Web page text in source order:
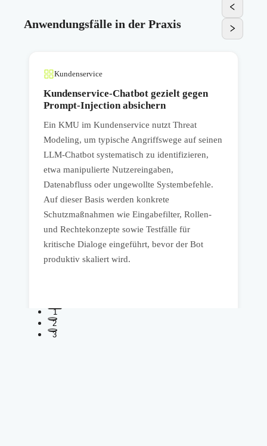
Anwendungsfälle in der Praxis
Kundenservice
Kundenservice-Chatbot gezielt gegen
Prompt-Injection absichern
Ein KMU im Kundenservice nutzt Threat
Modeling, um typische Angriffswege auf seinen
LLM-Chatbot systematisch zu identifizieren,
etwa manipulierte Nutzereingaben,
Datenabfluss oder ungewollte Systembefehle.
Auf dieser Basis werden konkrete
Schutzmaßnahmen wie Eingabefilter, Rollen-
und Rechtekonzepte sowie Testfälle für
kritische Dialoge eingeführt, bevor der Bot
produktiv skaliert wird.
1
2
3